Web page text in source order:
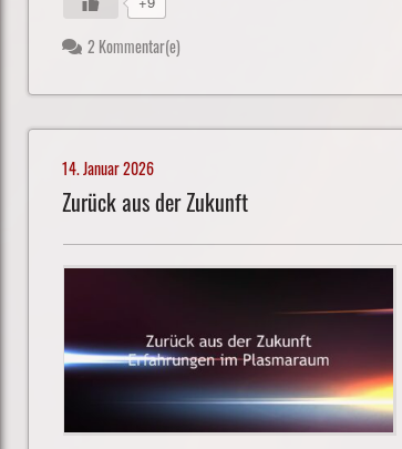
2 Kommentar(e)
14. Januar 2026
Zurück aus der Zukunft